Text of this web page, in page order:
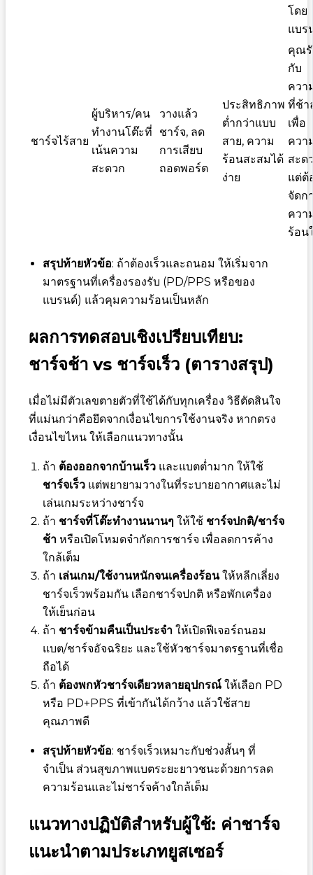
โดย
แบร
ชาร์จไร้สาย
ผู้บริหาร/คน
ทำงานโต๊ะที่
เน้นความ
สะดวก
วางแล้ว
ชาร์จ, ลด
การเสียบ
ถอดพอร์ต
ประสิทธิภาพ
ต่ำกว่าแบบ
สาย, ความ
ร้อนสะสมได้
ง่าย
คุณรั
กับ
ควา
ที่ช้า
เพื่อ
ควา
สะด
แต่ต้
จัดก
ควา
ร้อน
สรุปท้ายหัวข้อ: ถ้าต้องเร็วและถนอม ให้เริ่มจาก
มาตรฐานที่เครื่องรองรับ (PD/PPS หรือของ
แบรนด์) แล้วคุมความร้อนเป็นหลัก
ผลการทดสอบเชิงเปรียบเทียบ:
ชาร์จช้า vs ชาร์จเร็ว (ตารางสรุป)
เมื่อไม่มีตัวเลขตายตัวที่ใช้ได้กับทุกเครื่อง วิธีตัดสินใจ
ที่แม่นกว่าคือยึดจากเงื่อนไขการใช้งานจริง หากตรง
เงื่อนไขไหน ให้เลือกแนวทางนั้น
ถ้า ต้องออกจากบ้านเร็วและแบตต่ำมาก ให้ใช้
ชาร์จเร็วแต่พยายามวางในที่ระบายอากาศและไม่
เล่นเกมระหว่างชาร์จ
ถ้า ชาร์จที่โต๊ะทำงานนานๆ ให้ใช้ ชาร์จปกติ/ชาร์จ
ช้าหรือเปิดโหมดจำกัดการชาร์จ เพื่อลดการค้าง
ใกล้เต็ม
ถ้า เล่นเกม/ใช้งานหนักจนเครื่องร้อนให้หลีกเลี่ยง
ชาร์จเร็วพร้อมกัน เลือกชาร์จปกติ หรือพักเครื่อง
ให้เย็นก่อน
ถ้า ชาร์จข้ามคืนเป็นประจำให้เปิดฟีเจอร์ถนอม
แบต/ชาร์จอัจฉริยะ และใช้หัวชาร์จมาตรฐานที่เชื่อ
ถือได้
ถ้า ต้องพกหัวชาร์จเดียวหลายอุปกรณ์ให้เลือก PD
หรือ PD+PPS ที่เข้ากันได้กว้าง แล้วใช้สาย
คุณภาพดี
สรุปท้ายหัวข้อ: ชาร์จเร็วเหมาะกับช่วงสั้นๆ ที่
จำเป็น ส่วนสุขภาพแบตระยะยาวชนะด้วยการลด
ความร้อนและไม่ชาร์จค้างใกล้เต็ม
แนวทางปฏิบัติสำหรับผู้ใช้: ค่าชาร์จ
แนะนำตามประเภทยูสเซอร์